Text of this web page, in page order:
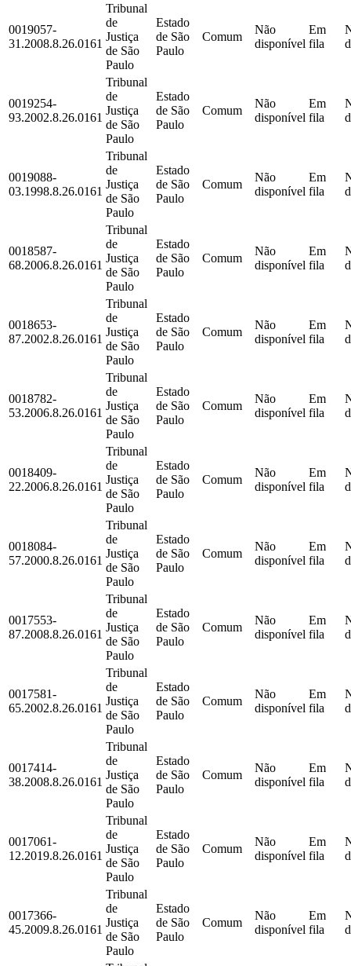
0019057-
31.2008.8.26.0161
Tribunal
de
Justiça
de São
Paulo
Estado
de São
Paulo
Comum
Não
disponível
Em
fila
0019254-
93.2002.8.26.0161
Tribunal
de
Justiça
de São
Paulo
Estado
de São
Paulo
Comum
Não
disponível
Em
fila
0019088-
03.1998.8.26.0161
Tribunal
de
Justiça
de São
Paulo
Estado
de São
Paulo
Comum
Não
disponível
Em
fila
0018587-
68.2006.8.26.0161
Tribunal
de
Justiça
de São
Paulo
Estado
de São
Paulo
Comum
Não
disponível
Em
fila
0018653-
87.2002.8.26.0161
Tribunal
de
Justiça
de São
Paulo
Estado
de São
Paulo
Comum
Não
disponível
Em
fila
0018782-
53.2006.8.26.0161
Tribunal
de
Justiça
de São
Paulo
Estado
de São
Paulo
Comum
Não
disponível
Em
fila
0018409-
22.2006.8.26.0161
Tribunal
de
Justiça
de São
Paulo
Estado
de São
Paulo
Comum
Não
disponível
Em
fila
0018084-
57.2000.8.26.0161
Tribunal
de
Justiça
de São
Paulo
Estado
de São
Paulo
Comum
Não
disponível
Em
fila
0017553-
87.2008.8.26.0161
Tribunal
de
Justiça
de São
Paulo
Estado
de São
Paulo
Comum
Não
disponível
Em
fila
0017581-
65.2002.8.26.0161
Tribunal
de
Justiça
de São
Paulo
Estado
de São
Paulo
Comum
Não
disponível
Em
fila
0017414-
38.2008.8.26.0161
Tribunal
de
Justiça
de São
Paulo
Estado
de São
Paulo
Comum
Não
disponível
Em
fila
0017061-
12.2019.8.26.0161
Tribunal
de
Justiça
de São
Paulo
Estado
de São
Paulo
Comum
Não
disponível
Em
fila
0017366-
45.2009.8.26.0161
Tribunal
de
Justiça
de São
Paulo
Estado
de São
Paulo
Comum
Não
disponível
Em
fila